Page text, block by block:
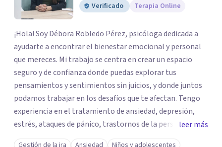
Verificado
Terapia Online
¡Hola! Soy Débora Robledo Pérez, psicóloga dedicada a
ayudarte a encontrar el bienestar emocional y personal
que mereces. Mi trabajo se centra en crear un espacio
seguro y de confianza donde puedas explorar tus
pensamientos y sentimientos sin juicios, y donde juntos
podamos trabajar en los desafíos que te afectan. Tengo
experiencia en el tratamiento de ansiedad, depresión,
estrés, ataques de pánico, trastornos de la personalidad y
el trastorno obsesivo-compulsivo (TOC). Mi enfoque
leer más
Gestión de la ira Ansiedad
Niños y adolescentes